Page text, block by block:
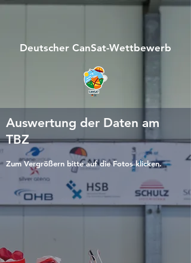
Deutscher CanSat-Wettbewerb
Auswertung der Daten am
TBZ
Zum Vergrößern bitte auf die Fotos klicken.